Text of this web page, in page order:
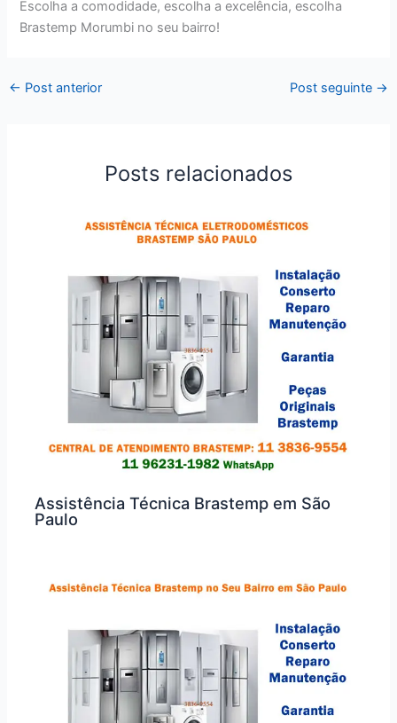
Escolha a comodidade, escolha a excelência, escolha
Brastemp Morumbi no seu bairro!
← Post anterior Post seguinte →
Posts relacionados
Assistência Técnica Brastemp em São
Paulo